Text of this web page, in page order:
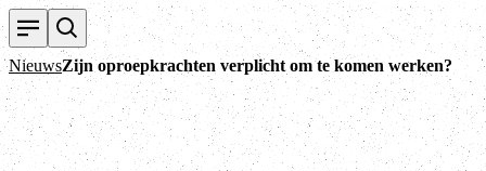
NieuwsZijn oproepkrachten verplicht om te komen werken?